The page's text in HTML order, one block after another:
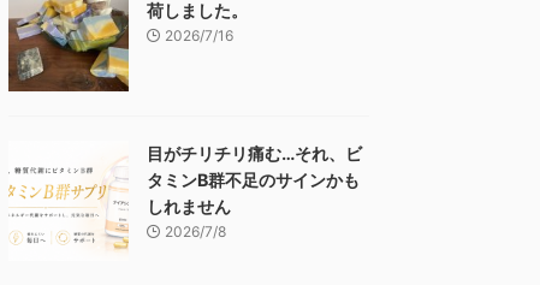
荷しました。
2026/7/16
目がチリチリ痛む…それ、ビ
タミンB群不足のサインかも
しれません
2026/7/8